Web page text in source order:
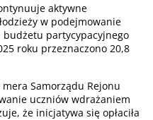
aktywne
w podejmowanie
partycypacyjnego
roku przeznaczono 20,8
Samorządu Rejonu
uczniów wdrażaniem
że inicjatywa się opłaciła